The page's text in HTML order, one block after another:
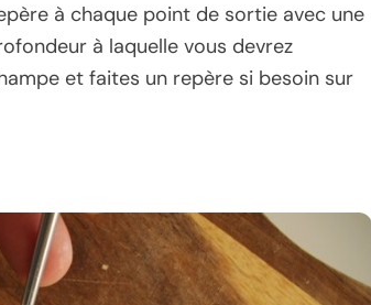
à chaque point de sortie avec une
à laquelle vous devrez
et faites un repère si besoin sur